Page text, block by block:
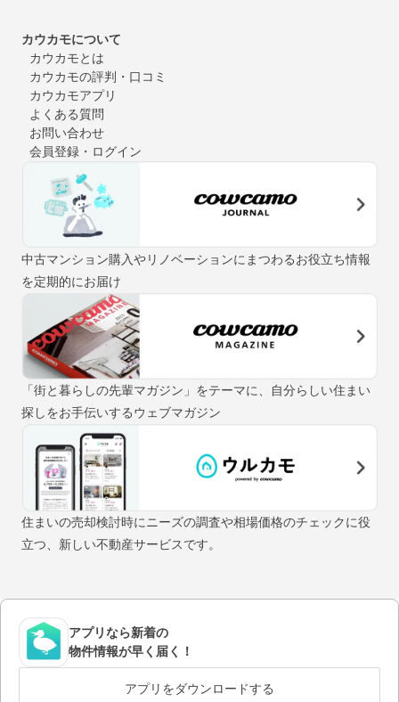
カウカモについて
カウカモとは
カウカモの評判・口コミ
カウカモアプリ
よくある質問
お問い合わせ
会員登録・ログイン
中古マンション購入やリノベーションにまつわるお役立ち情報
を定期的にお届け
「街と暮らしの先輩マガジン」をテーマに、自分らしい住まい
探しをお手伝いするウェブマガジン
住まいの売却検討時にニーズの調査や相場価格のチェックに役
立つ、新しい不動産サービスです。
アプリなら新着の
物件情報が早く届く！
アプリをダウンロードする